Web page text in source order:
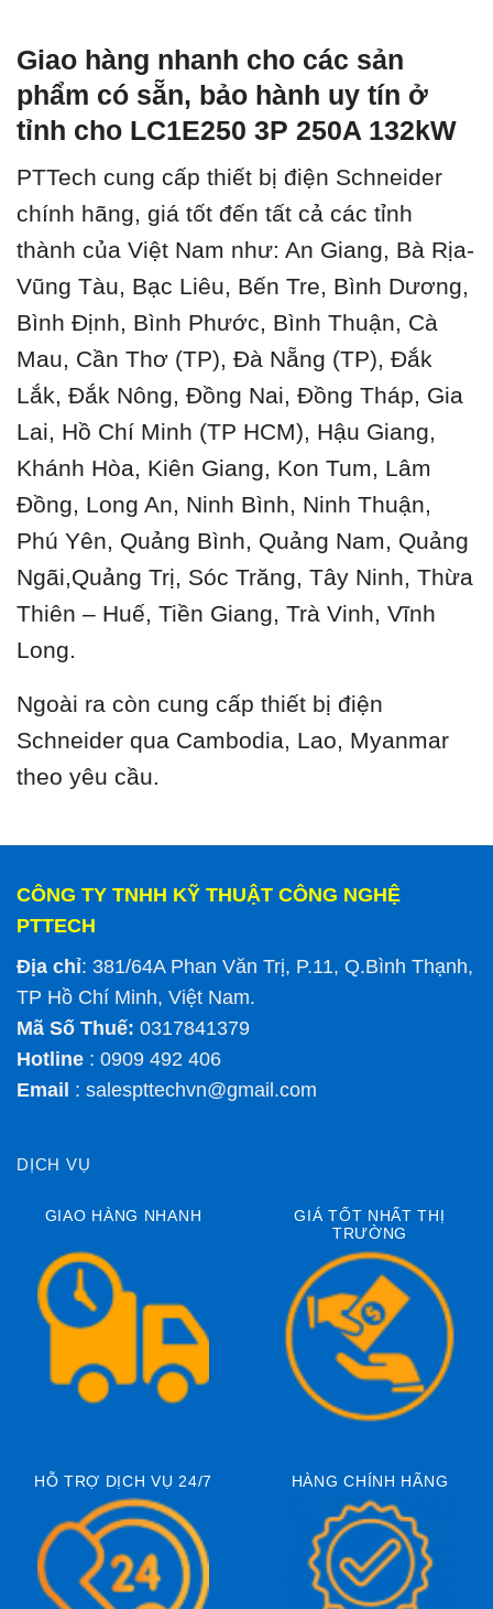
Giao hàng nhanh cho các sản
phẩm có sẵn, bảo hành uy tín ở
tỉnh cho LC1E250 3P 250A 132kW
PTTech cung cấp thiết bị điện Schneider
chính hãng, giá tốt đến tất cả các tỉnh
thành của Việt Nam như: An Giang, Bà Rịa-
Vũng Tàu, Bạc Liêu, Bến Tre, Bình Dương,
Bình Định, Bình Phước, Bình Thuận, Cà
Mau, Cần Thơ (TP), Đà Nẵng (TP), Đắk
Lắk, Đắk Nông, Đồng Nai, Đồng Tháp, Gia
Lai, Hồ Chí Minh (TP HCM), Hậu Giang,
Khánh Hòa, Kiên Giang, Kon Tum, Lâm
Đồng, Long An, Ninh Bình, Ninh Thuận,
Phú Yên, Quảng Bình, Quảng Nam, Quảng
Ngãi,Quảng Trị, Sóc Trăng, Tây Ninh, Thừa
Thiên – Huế, Tiền Giang, Trà Vinh, Vĩnh
Long.
Ngoài ra còn cung cấp thiết bị điện
Schneider qua Cambodia, Lao, Myanmar
theo yêu cầu.
CÔNG TY TNHH KỸ THUẬT CÔNG NGHỆ
PTTECH
Địa chỉ: 381/64A Phan Văn Trị, P.11, Q.Bình Thạnh,
TP Hồ Chí Minh, Việt Nam.
Mã Số Thuế: 0317841379
Hotline : 0909 492 406
Email : salespttechvn@gmail.com
DỊCH VỤ
GIAO HÀNG NHANH
GIÁ TỐT NHẤT THỊ
TRƯỜNG
HỖ TRỢ DỊCH VỤ 24/7 HÀNG CHÍNH HÃNG